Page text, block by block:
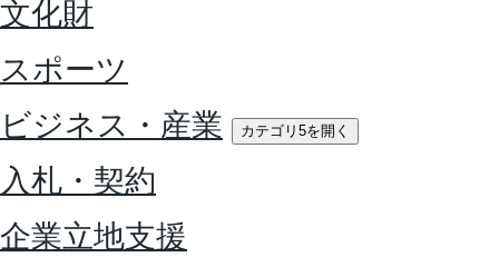
文化財
スポーツ
ビジネス・産業
カテゴリ5を開く
入札・契約
企業立地支援